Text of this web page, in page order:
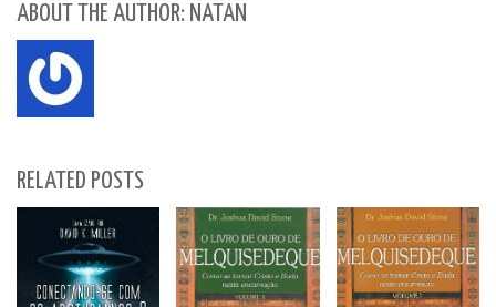
ABOUT THE AUTHOR: NATAN
RELATED POSTS